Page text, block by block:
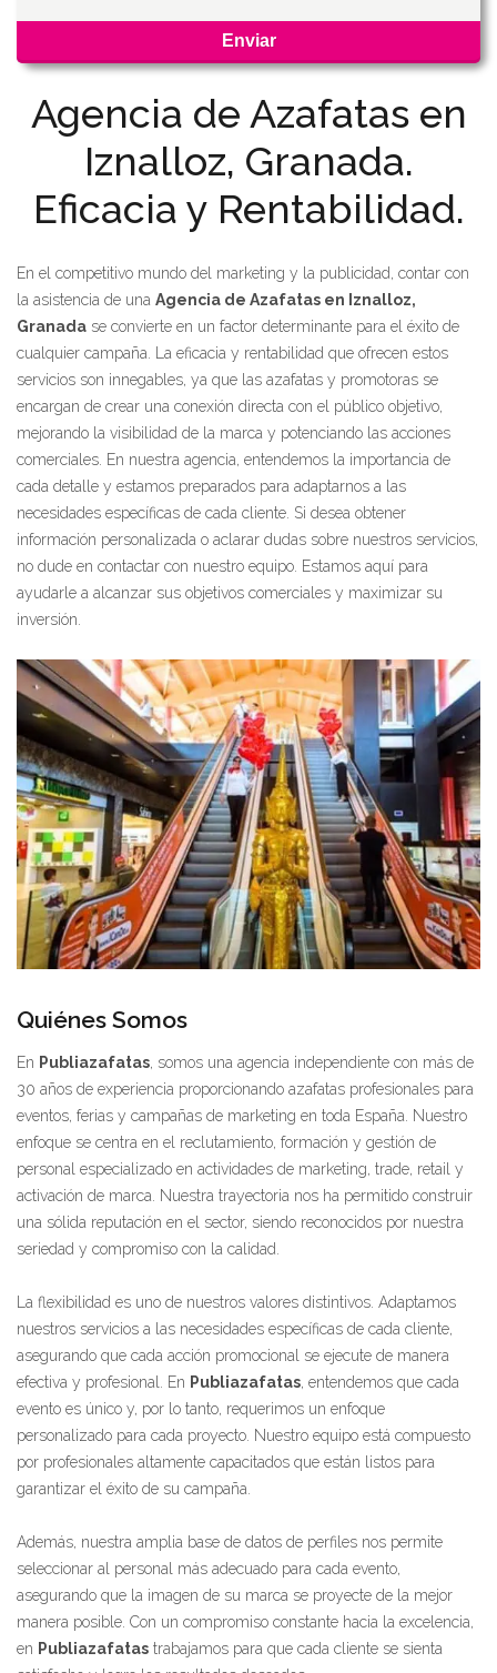
Agencia de Azafatas en
Iznalloz, Granada.
Eficacia y Rentabilidad.
En el competitivo mundo del marketing y la publicidad, contar con
la asistencia de una Agencia de Azafatas en Iznalloz,
Granada se convierte en un factor determinante para el éxito de
cualquier campaña. La eficacia y rentabilidad que ofrecen estos
servicios son innegables, ya que las azafatas y promotoras se
encargan de crear una conexión directa con el público objetivo,
mejorando la visibilidad de la marca y potenciando las acciones
comerciales. En nuestra agencia, entendemos la importancia de
cada detalle y estamos preparados para adaptarnos a las
necesidades específicas de cada cliente. Si desea obtener
información personalizada o aclarar dudas sobre nuestros servicios,
no dude en contactar con nuestro equipo. Estamos aquí para
ayudarle a alcanzar sus objetivos comerciales y maximizar su
inversión.
Quiénes Somos
En Publiazafatas , somos una agencia independiente con más de
30 años de experiencia proporcionando azafatas profesionales para
eventos, ferias y campañas de marketing en toda España. Nuestro
enfoque se centra en el reclutamiento, formación y gestión de
personal especializado en actividades de marketing, trade, retail y
activación de marca. Nuestra trayectoria nos ha permitido construir
una sólida reputación en el sector, siendo reconocidos por nuestra
seriedad y compromiso con la calidad.
La flexibilidad es uno de nuestros valores distintivos. Adaptamos
nuestros servicios a las necesidades específicas de cada cliente,
asegurando que cada acción promocional se ejecute de manera
efectiva y profesional. En Publiazafatas , entendemos que cada
evento es único y, por lo tanto, requerimos un enfoque
personalizado para cada proyecto. Nuestro equipo está compuesto
por profesionales altamente capacitados que están listos para
garantizar el éxito de su campaña.
Además, nuestra amplia base de datos de perfiles nos permite
seleccionar al personal más adecuado para cada evento,
asegurando que la imagen de su marca se proyecte de la mejor
manera posible. Con un compromiso constante hacia la excelencia,
en Publiazafatas trabajamos para que cada cliente se sienta